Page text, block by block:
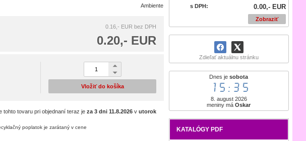
s DPH: 0.00,- EUR
Zobraziť
Zdieľať aktuálnu stránku
Dnes jesobota
15:35
8. august 2026
meniny máOskar
KATALÓGY PDF
Ambiente
0.16,- EUR bez DPH
0.20,- EUR
Vložiť do košíka
tohto tovaru pri objednaní teraz je za 3 dni 11.8.2026v utorok
poplatok je zarátaný v cene